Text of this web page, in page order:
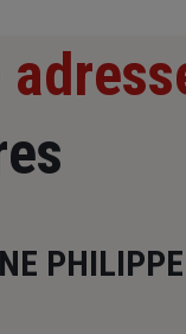
PHILIPPE